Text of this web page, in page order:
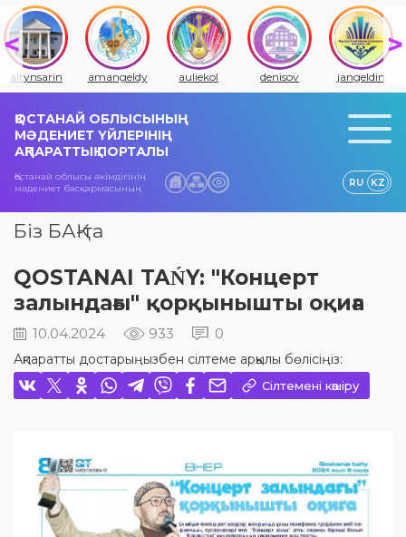
altynsarin amangeldy auliekol denisov jangeldin
ҚОСТАНАЙ ОБЛЫСЫНЫҢ
МӘДЕНИЕТ ҮЙЛЕРІНІҢ
АҚПАРАТТЫҚ ПОРТАЛЫ
Қостанай облысы әкімдігінің
мәдениет басқармасының
RU KZ
Біз БАҚ-та
QOSTANAI TAŃY: "Концерт
залындағы" қорқынышты оқиға
10.04.2024 933 0
Ақпаратты достарыңызбен сілтеме арқылы бөлісіңіз:
Сілтемені көшіру